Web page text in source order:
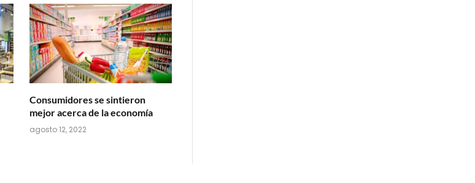
Consumidores se sintieron
mejor acerca de la economía
agosto 12, 2022